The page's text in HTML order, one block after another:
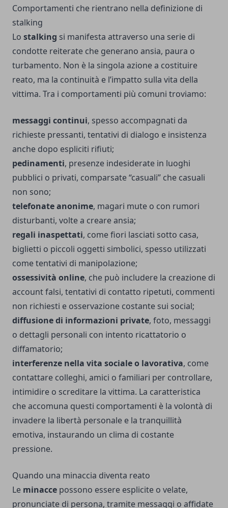
Comportamenti che rientrano nella definizione di
stalking
Lo stalking si manifesta attraverso una serie di
condotte reiterate che generano ansia, paura o
turbamento. Non è la singola azione a costituire
reato, ma la continuità e l’impatto sulla vita della
vittima. Tra i comportamenti più comuni troviamo:
messaggi continui, spesso accompagnati da
richieste pressanti, tentativi di dialogo e insistenza
anche dopo espliciti rifiuti;
pedinamenti, presenze indesiderate in luoghi
pubblici o privati, comparsate “casuali” che casuali
non sono;
telefonate anonime, magari mute o con rumori
disturbanti, volte a creare ansia;
regali inaspettati, come fiori lasciati sotto casa,
biglietti o piccoli oggetti simbolici, spesso utilizzati
come tentativi di manipolazione;
ossessività online, che può includere la creazione di
account falsi, tentativi di contatto ripetuti, commenti
non richiesti e osservazione costante sui social;
diffusione di informazioni private, foto, messaggi
o dettagli personali con intento ricattatorio o
diffamatorio;
interferenze nella vita sociale o lavorativa, come
contattare colleghi, amici o familiari per controllare,
intimidire o screditare la vittima. La caratteristica
che accomuna questi comportamenti è la volontà di
invadere la libertà personale e la tranquillità
emotiva, instaurando un clima di costante
pressione.
Quando una minaccia diventa reato
Le minacce possono essere esplicite o velate,
pronunciate di persona, tramite messaggi o affidate